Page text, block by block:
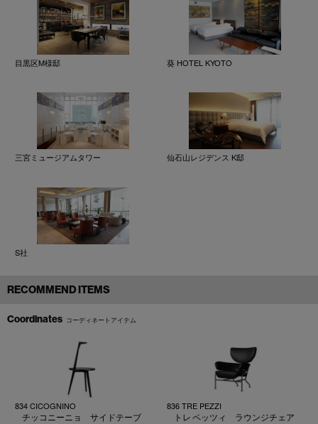
目黒区M様邸 葵 HOTEL KYOTO
三宮ミュージアムタワー 仙石山レジデンス K邸
S社
RECOMMEND ITEMS
Coordinates コーディネートアイテム
834 CICOGNINO
チッコニーニョ サイドテーブ
836 TRE PEZZI
トレ ペッツィ ラウンジチェア